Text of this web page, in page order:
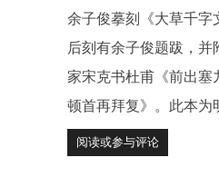
余子俊摹刻《大草千字
后刻有余子俊题跋，并
家宋克书杜甫《前出塞
顿首再拜复》。此本为
阅读或参与评论